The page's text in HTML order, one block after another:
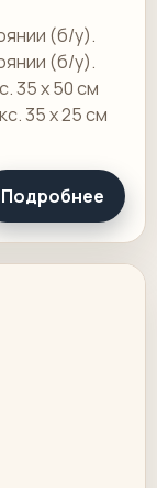
(б/у).
(б/у).
35 х 50 см
35 х 25 см
Подробнее